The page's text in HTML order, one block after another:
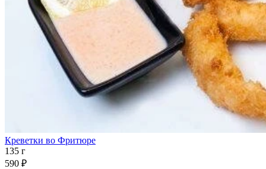
Креветки во Фритюре
135 г
590 ₽